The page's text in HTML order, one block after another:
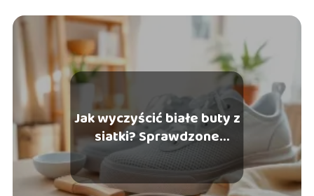
Jak wyczyścić białe buty z
siatki? Sprawdzone
metody i porady